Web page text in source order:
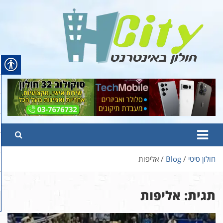
content
Hcity – חולון באינטרנט
פורטל החדשות והמידע של חולון
חולון סיטי Blog אליפות
תגית: אליפות